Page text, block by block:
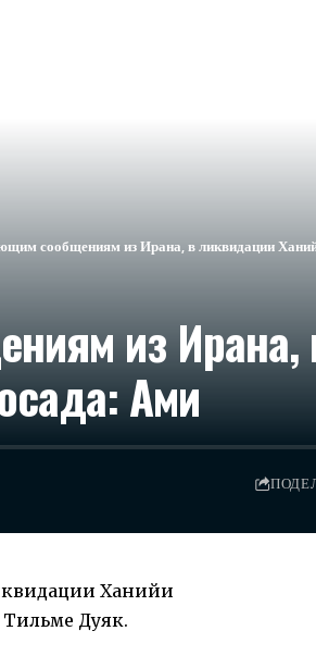
сообщениям из Ирана, в ликвидации
из
Ами
Ханийи
Дуяк.